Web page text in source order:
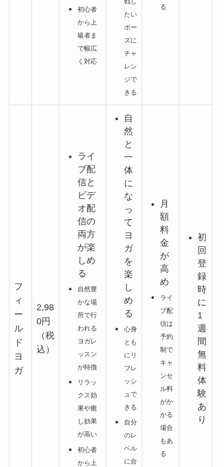
初心者
から上
級者ま
で幅広
く対応
たい
ポー
ズに
チャ
レン
ジで
きる
る
フ
ィ
ー
ル
ド
ヨ
ガ
2,98
0円
（税
込）
ライ
ブ配
信と
ビデ
オ配
信の
両方
が楽
しめ
る
自然豊
かな場
所で行
われる
ヨガレ
ッスン
が特徴
リラッ
クス効
果や癒
し効果
が高い
初心者
から上
自
然
と
一
体
に
な
っ
て
ヨ
ガ
を
楽
し
め
る
心身
とも
にリ
フレ
ッシ
ュで
きる
自分
のレ
ベル
に合
月
額
料
金
が
高
め
ライ
ブ配
信は
予約
制で
キャ
ンセ
ル料
がか
かる
場合
もあ
る
初
回
登
録
時
に
1
週
間
無
料
体
験
あ
り